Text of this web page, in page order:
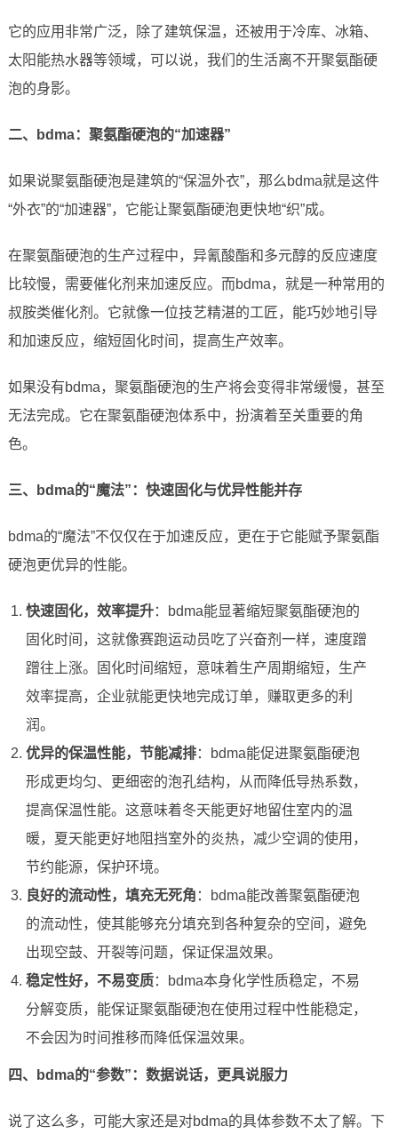
它的应用非常广泛，除了建筑保温，还被用于冷库、冰箱、
太阳能热水器等领域，可以说，我们的生活离不开聚氨酯硬
泡的身影。
二、bdma：聚氨酯硬泡的“加速器”
如果说聚氨酯硬泡是建筑的“保温外衣”，那么bdma就是这件
“外衣”的“加速器”，它能让聚氨酯硬泡更快地“织”成。
在聚氨酯硬泡的生产过程中，异氰酸酯和多元醇的反应速度
比较慢，需要催化剂来加速反应。而bdma，就是一种常用的
叔胺类催化剂。它就像一位技艺精湛的工匠，能巧妙地引导
和加速反应，缩短固化时间，提高生产效率。
如果没有bdma，聚氨酯硬泡的生产将会变得非常缓慢，甚至
无法完成。它在聚氨酯硬泡体系中，扮演着至关重要的角
色。
三、bdma的“魔法”：快速固化与优异性能并存
bdma的“魔法”不仅仅在于加速反应，更在于它能赋予聚氨酯
硬泡更优异的性能。
快速固化，效率提升：bdma能显著缩短聚氨酯硬泡的
固化时间，这就像赛跑运动员吃了兴奋剂一样，速度蹭
蹭往上涨。固化时间缩短，意味着生产周期缩短，生产
效率提高，企业就能更快地完成订单，赚取更多的利
润。
优异的保温性能，节能减排：bdma能促进聚氨酯硬泡
形成更均匀、更细密的泡孔结构，从而降低导热系数，
提高保温性能。这意味着冬天能更好地留住室内的温
暖，夏天能更好地阻挡室外的炎热，减少空调的使用，
节约能源，保护环境。
良好的流动性，填充无死角 ：bdma能改善聚氨酯硬泡
的流动性，使其能够充分填充到各种复杂的空间，避免
出现空鼓、开裂等问题，保证保温效果。
稳定性好，不易变质：bdma本身化学性质稳定，不易
分解变质，能保证聚氨酯硬泡在使用过程中性能稳定，
不会因为时间推移而降低保温效果。
四、bdma的“参数”：数据说话，更具说服力
说了这么多，可能大家还是对bdma的具体参数不太了解。下